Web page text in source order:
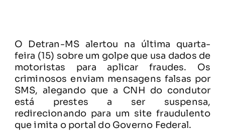
O Detran-MS alertou na última quarta-
feira (15) sobre um golpe que usa dados de
motoristas para aplicar fraudes. Os
criminosos enviam mensagens falsas por
SMS, alegando que a CNH do condutor
está prestes a ser suspensa,
redirecionando para um site fraudulento
que imita o portal do Governo Federal.